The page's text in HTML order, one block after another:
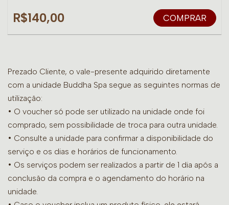
R$140,00 COMPRAR
Prezado Cliente, o vale-presente adquirido diretamente
com a unidade Buddha Spa segue as seguintes normas de
utilização:
• O voucher só pode ser utilizado na unidade onde foi
comprado, sem possibilidade de troca para outra unidade.
• Consulte a unidade para confirmar a disponibilidade do
serviço e os dias e horários de funcionamento.
• Os serviços podem ser realizados a partir de 1 dia após a
conclusão da compra e o agendamento do horário na
unidade.